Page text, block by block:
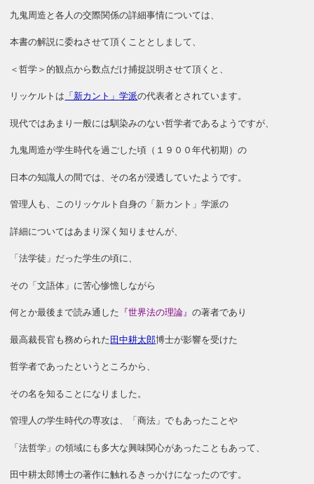
九鬼周造と各人の交際関係の詳細事情については、
本書の解説に委ねさせて頂くこととしまして、
＜哲学＞的観点から数点だけ捕捉説明させて頂くと、
リッケルトは 「新カント」学派の代表者とされています。
現代ではあまり一般には馴染みのない哲学者であるようですが、
九鬼周造が学生時代を過ごした頃（１９００年代初期）の
日本の知識人の間では、その名が浸透していたようです。
管理人も、このリッケルト自身の「新カント」学派の
詳細についてはあまり深く知りませんが、
「法学徒」だった学生の頃に、
その「文語体」に苦心惨憺しながら
何とか最後まで読み通した 『世界法の理論』の著者であり
最高裁長官も務められた田中耕太郎博士が影響を受けた
哲学者であったというところから、
その名を知ることになりました。
管理人の学生時代の専攻は、「商法」でもあったことや
「法哲学」の領域にも多大な興味関心があったこともあって、
田中耕太郎博士の著作に触れるきっかけになったのです。